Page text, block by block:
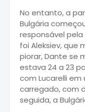
No entanto, a
Bulgária
responsável
foi Aleksiev, que
piorar, Dante se
estava 24 a 23
com Lucarelli em
carregado, com
seguida, a